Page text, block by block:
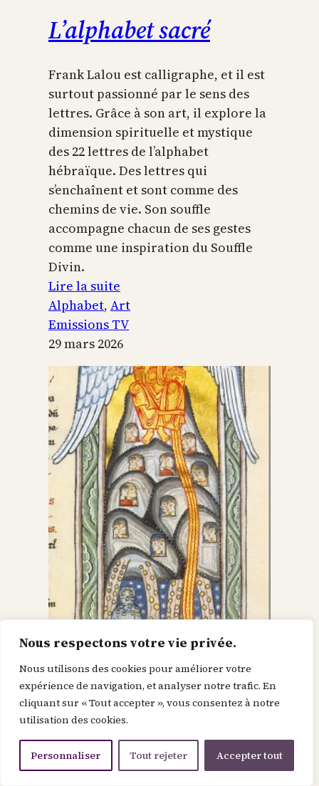
Nous respectons votre vie privée.
Nous utilisons des cookies pour améliorer votre
expérience de navigation, et analyser notre trafic. En
cliquant sur « Tout accepter », vous consentez à notre
utilisation des cookies.
Personnaliser Tout rejeter Accepter tout
L’alphabet sacré
Frank Lalou est calligraphe, et il est
surtout passionné par le sens des
lettres. Grâce à son art, il explore la
dimension spirituelle et mystique
des 22 lettres de l’alphabet
hébraïque. Des lettres qui
s’enchaînent et sont comme des
chemins de vie. Son souffle
accompagne chacun de ses gestes
comme une inspiration du Souffle
Divin.
Lire la suite
L’alphabet
sacré
Alphabet, Art
Emissions TV
29 mars 2026
Dieu dans le Christ,
recherche l’homme et
le renouvelle